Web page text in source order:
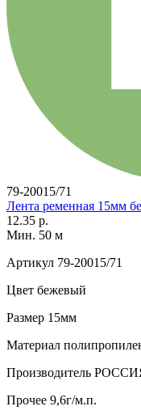
79-20015/71
Лента ременная 15мм
12.35 р.
Мин. 50 м
Артикул 79-20015/71
Цвет бежевый
Размер 15мм
Материал
Производитель
Прочее 9,6г/м.п.